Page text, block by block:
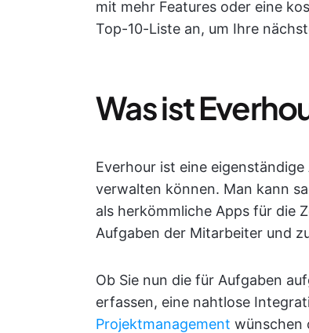
mit mehr Features oder eine
Top-10-Liste an, um Ihre
Was ist
Everhour ist eine
verwalten können. Man kann
als herkömmliche Apps für die
Aufgaben der Mitarbeiter und
Ob Sie nun die für Aufgaben
erfassen, eine nahtlose
Projektmanagement wünschen